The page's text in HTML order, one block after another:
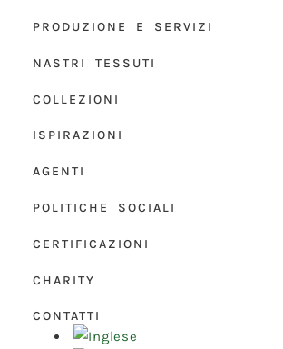
PRODUZIONE E SERVIZI
NASTRI TESSUTI
COLLEZIONI
ISPIRAZIONI
AGENTI
POLITICHE SOCIALI
CERTIFICAZIONI
CHARITY
CONTATTI